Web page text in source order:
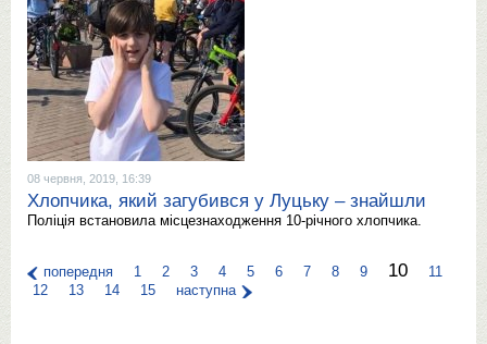
08 червня, 2019, 16:39
Хлопчика, який загубився у Луцьку – знайшли
Поліція встановила місцезнаходження 10-річного хлопчика.
попередня 1 2 3 4 5 6 7 8 9 10
11
12
13 14 15 наступна